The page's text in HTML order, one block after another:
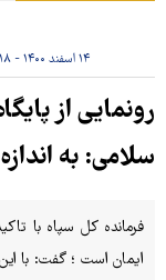
۱۴ اسفند ۱۴۰۰ - ۱۵:۱۸
رونمایی از
سلامی: به
فرمانده کل سپاه با
ایمان است ؛ گفت: با